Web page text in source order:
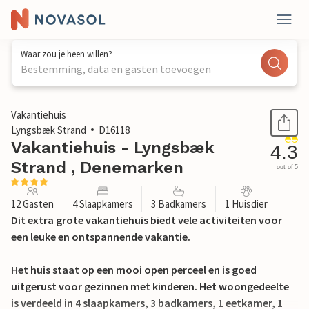
Waar zou je heen willen?
Bestemming, data en gasten toevoegen
1 / 31
Vakantiehuis
Lyngsbæk Strand
D16118
Vakantiehuis - Lyngsbæk
Strand , Denemarken
4.3
out of 5
12 Gasten 4 Slaapkamers 3 Badkamers 1 Huisdier
Dit extra grote vakantiehuis biedt vele activiteiten voor
een leuke en ontspannende vakantie.
Het huis staat op een mooi open perceel en is goed
uitgerust voor gezinnen met kinderen. Het woongedeelte
is verdeeld in 4 slaapkamers, 3 badkamers, 1 eetkamer, 1